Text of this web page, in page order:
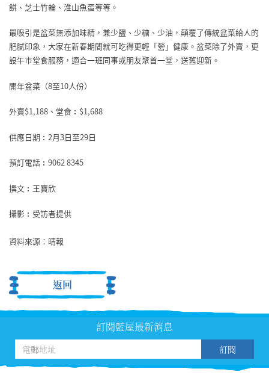
餅、芝士竹輪、淮山魚蛋等等。
最吸引是盆菜無添加味精，兼少鹽、少糖、少油，顛覆了傳統盆菜給人的
肥膩印象，大家在新春期間就可吃得更輕「營」健康。盆菜除了外賣，更
設午市堂食服務，適合一班同事或朋友聚首一堂，送舊迎新。
開年盆菜（8至10人份）
外賣$1,188、堂食︰$1,688
供應日期︰2月3日至29日
預訂電話︰9062 8345
撰文︰王寶欣
攝影︰受訪者提供
資料來源：晴報
返回
訂閱藍屋最新消息
訂閱